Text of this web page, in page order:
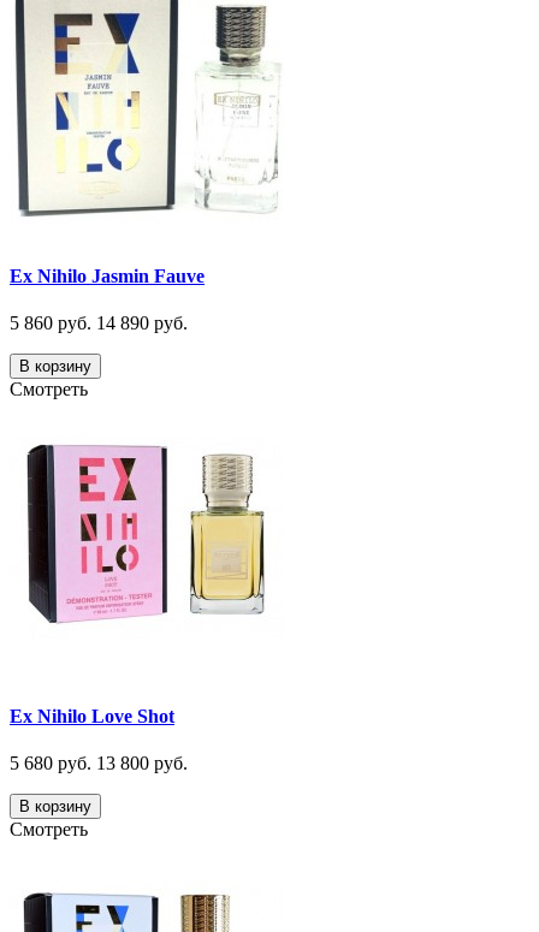
Ex Nihilo Jasmin Fauve
5 860 руб. 14 890 руб.
В корзину
Смотреть
Ex Nihilo Love Shot
5 680 руб. 13 800 руб.
В корзину
Смотреть